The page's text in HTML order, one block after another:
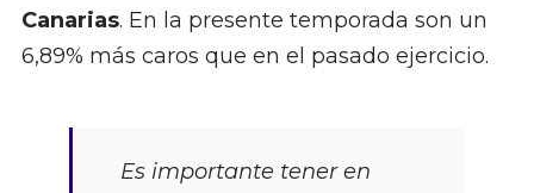
Canarias. En la presente temporada son un
6,89% más caros que en el pasado ejercicio.
Es importante tener en